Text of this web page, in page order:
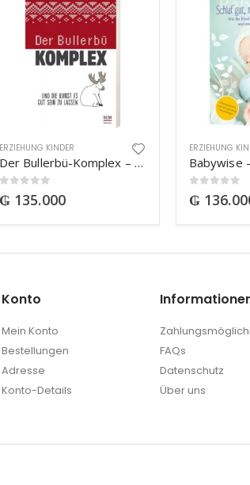
ERZIEHUNG KINDER
Der Bullerbü-Komplex – Und die Kunst es gut sein zu lassen
0out of 5
₲ 135.000
ERZIEHUNG
0out of 5
₲
Konto
Mein Konto
Bestellungen
Adresse
Konto-Details
FAQs
Datenschutz
Über uns